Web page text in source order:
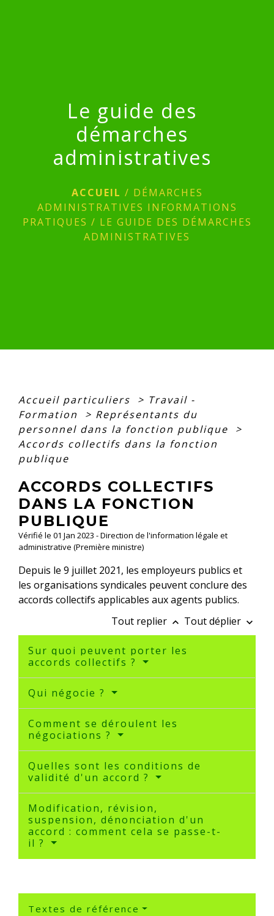
Le guide des
démarches
administratives
ACCUEIL / DÉMARCHES
ADMINISTRATIVES INFORMATIONS
PRATIQUES / LE GUIDE DES DÉMARCHES
ADMINISTRATIVES
Accueil particuliers > Travail -
Formation
> Représentants du
personnel dans la fonction publique
>
Accords collectifs dans la fonction
publique
ACCORDS COLLECTIFS
DANS LA FONCTION
PUBLIQUE
Vérifié le 01 Jan 2023 - Direction de l'information légale et
administrative (Première ministre)
Depuis le 9 juillet 2021, les employeurs publics et
les organisations syndicales peuvent conclure des
accords collectifs applicables aux agents publics.
Tout replier keyboard_arrow_up Tout déplier keyboard_arrow_down
Sur quoi peuvent porter les
accords collectifs ?
Qui négocie ?
Comment se déroulent les
négociations ?
Quelles sont les conditions de
validité d'un accord ?
Modification, révision,
suspension, dénonciation d'un
accord : comment cela se passe-t-
il ?
Textes de référence